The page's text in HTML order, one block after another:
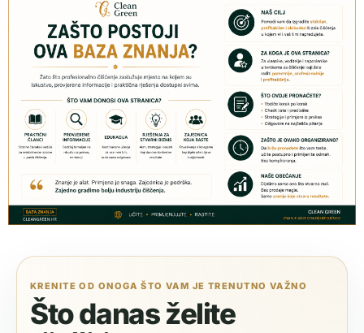
KRENITE OD ONOGA ŠTO VAM JE TRENUTNO VAŽNO
Što danas želite